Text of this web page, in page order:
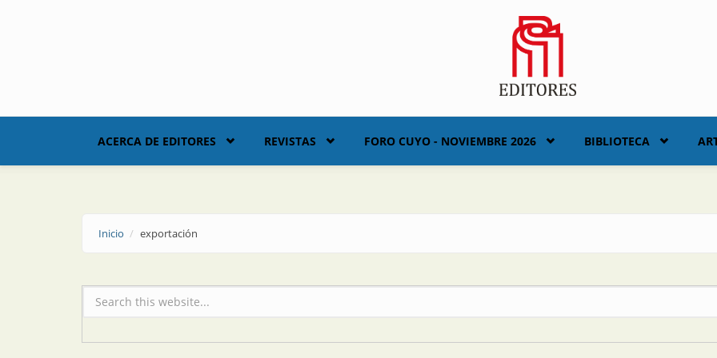
ACERCA DE EDITORES REVISTAS FORO CUYO - NOVIEMBRE 2026 BIBLIOTECA
Inicio exportación
Formulario de búsqueda